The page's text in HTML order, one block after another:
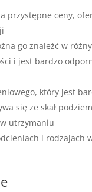
przystępne ceny,
go znaleźć w
i jest bardzo
który jest
się ze skał
utrzymaniu
i rodzajach